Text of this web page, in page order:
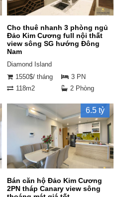
Cho thuê nhanh 3 phòng ngủ
Đảo Kim Cương full nội thất
view sông SG hướng Đông
Nam
Diamond Island
1550$/ tháng
3 PN
118m2
2 Phòng
6.5 tỷ
Bán căn hộ Đảo Kim Cương
2PN tháp Canary view sông